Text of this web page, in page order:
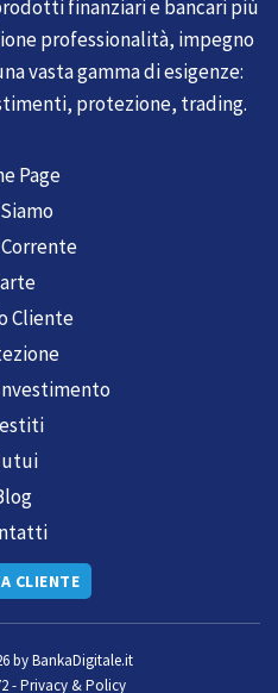
finanziari e bancari più
professionalità, impegno
vasta gamma di esigenze:
protezione, trading.
Page
Cliente
CLIENTE
byBankaDigitale.it
-Privacy & Policy